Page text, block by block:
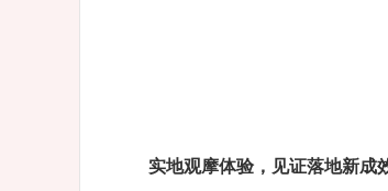
实地观摩体验，见证落地新成